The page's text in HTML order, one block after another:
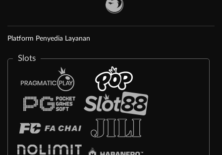
Platform Penyedia Layanan
Slots